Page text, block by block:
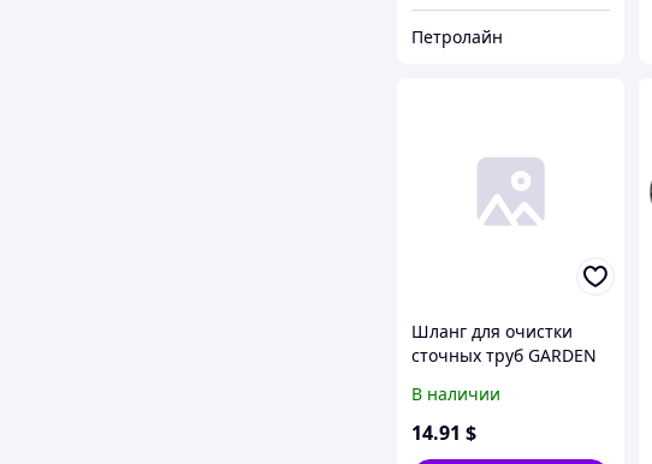
Петролайн
Шланг для очистки
сточных труб GARDEN
оборудование Шланг
для очистки сточных
В наличии
14.91 $